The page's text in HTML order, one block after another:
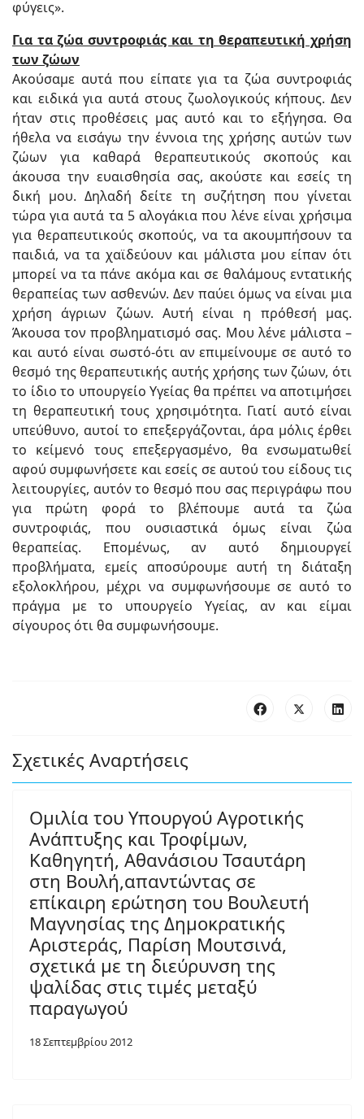
φύγεις».
Για τα ζώα συντροφιάς και τη θεραπευτική χρήση
των ζώων
Ακούσαμε αυτά που είπατε για τα ζώα συντροφιάς
και ειδικά για αυτά στους ζωολογικούς κήπους. Δεν
ήταν στις προθέσεις μας αυτό και το εξήγησα. Θα
ήθελα να εισάγω την έννοια της χρήσης αυτών των
ζώων για καθαρά θεραπευτικούς σκοπούς και
άκουσα την ευαισθησία σας, ακούστε και εσείς τη
δική μου. Δηλαδή δείτε τη συζήτηση που γίνεται
τώρα για αυτά τα 5 αλογάκια που λένε είναι χρήσιμα
για θεραπευτικούς σκοπούς, να τα ακουμπήσουν τα
παιδιά, να τα χαϊδεύουν και μάλιστα μου είπαν ότι
μπορεί να τα πάνε ακόμα και σε θαλάμους εντατικής
θεραπείας των ασθενών. Δεν παύει όμως να είναι μια
χρήση άγριων ζώων. Αυτή είναι η πρόθεσή μας.
Άκουσα τον προβληματισμό σας. Μου λένε μάλιστα –
και αυτό είναι σωστό-ότι αν επιμείνουμε σε αυτό το
θεσμό της θεραπευτικής αυτής χρήσης των ζώων, ότι
το ίδιο το υπουργείο Υγείας θα πρέπει να αποτιμήσει
τη θεραπευτική τους χρησιμότητα. Γιατί αυτό είναι
υπεύθυνο, αυτοί το επεξεργάζονται, άρα μόλις έρθει
το κείμενό τους επεξεργασμένο, θα ενσωματωθεί
αφού συμφωνήσετε και εσείς σε αυτού του είδους τις
λειτουργίες, αυτόν το θεσμό που σας περιγράφω που
για πρώτη φορά το βλέπουμε αυτά τα ζώα
συντροφιάς, που ουσιαστικά όμως είναι ζώα
θεραπείας. Επομένως, αν αυτό δημιουργεί
προβλήματα, εμείς αποσύρουμε αυτή τη διάταξη
εξολοκλήρου, μέχρι να συμφωνήσουμε σε αυτό το
πράγμα με το υπουργείο Υγείας, αν και είμαι
σίγουρος ότι θα συμφωνήσουμε.
Σχετικές Αναρτήσεις
Ομιλία του Υπουργού Αγροτικής
Ανάπτυξης και Τροφίμων,
Καθηγητή, Αθανάσιου Τσαυτάρη
στη Βουλή,απαντώντας σε
επίκαιρη ερώτηση του Βουλευτή
Μαγνησίας της Δημοκρατικής
Αριστεράς, Παρίση Μουτσινά,
σχετικά με τη διεύρυνση της
ψαλίδας στις τιμές μεταξύ
παραγωγού
18 Σεπτεμβρίου 2012